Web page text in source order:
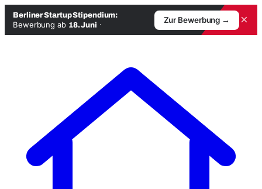
Berliner Startup Stipendium:
Bewerbung ab 18. Juni ·
Zur Bewerbung → ×